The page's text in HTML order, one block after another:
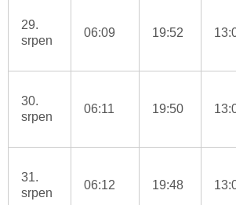
29.
srpen
06:09 19:52
30.
srpen
06:11 19:50
31.
srpen
06:12 19:48